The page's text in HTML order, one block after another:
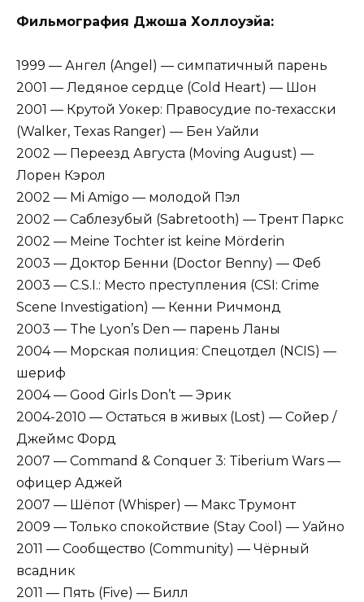
Фильмография Джоша Холлоуэйа:
1999 — Ангел (Angel) — симпатичный парень
2001 — Ледяное сердце (Cold Heart) — Шон
2001 — Крутой Уокер: Правосудие по-техасски
(Walker, Texas Ranger) — Бен Уайли
2002 — Переезд Августа (Moving August) —
Лорен Кэрол
2002 — Mi Amigo — молодой Пэл
2002 — Саблезубый (Sabretooth) — Трент Паркс
2002 — Meine Tochter ist keine Mörderin
2003 — Доктор Бенни (Doctor Benny) — Феб
2003 — C.S.I.: Место преступления (CSI: Crime
Scene Investigation) — Кенни Ричмонд
2003 — The Lyon’s Den — парень Ланы
2004 — Морская полиция: Спецотдел (NCIS) —
шериф
2004 — Good Girls Don’t — Эрик
2004-2010 — Остаться в живых (Lost) — Сойер /
Джеймс Форд
2007 — Command & Conquer 3: Tiberium Wars —
офицер Аджей
2007 — Шёпот (Whisper) — Макс Трумонт
2009 — Только спокойствие (Stay Cool) — Уайно
2011 — Сообщество (Community) — Чёрный
всадник
2011 — Пять (Five) — Билл